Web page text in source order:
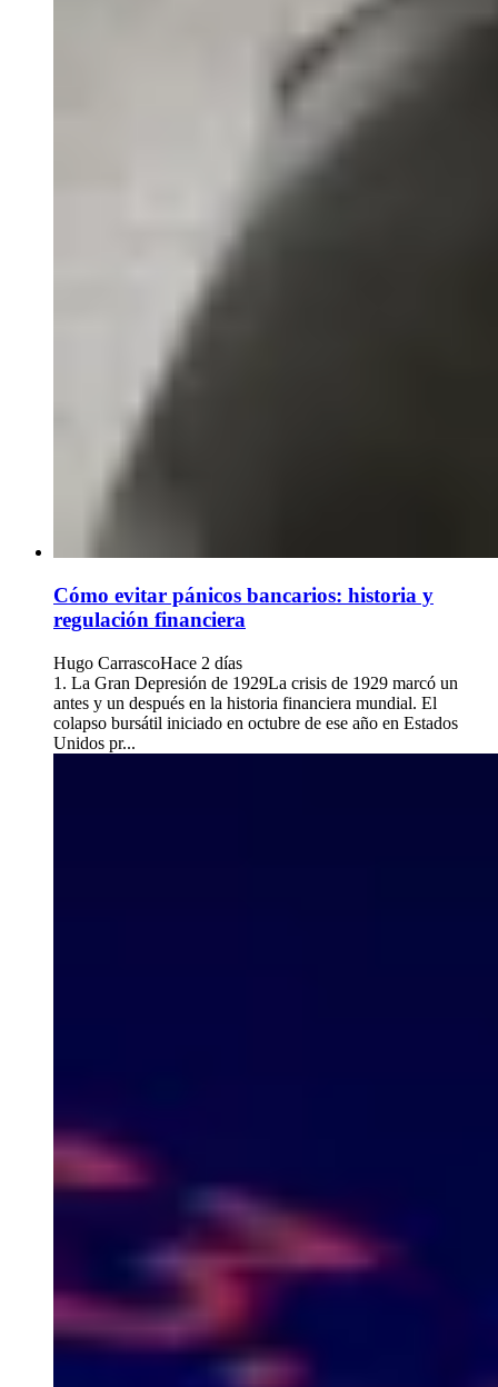
Cómo evitar pánicos bancarios: historia y
regulación financiera
Hugo CarrascoHace 2 días
1. La Gran Depresión de 1929La crisis de 1929 marcó un
antes y un después en la historia financiera mundial. El
colapso bursátil iniciado en octubre de ese año en Estados
Unidos pr...